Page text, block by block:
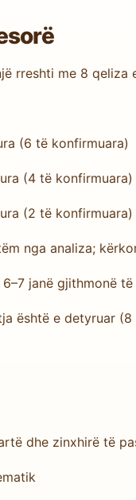
rreshti me 8 qeliza
(6 të konfirmuara)
(4 të konfirmuara)
(2 të konfirmuara)
nga analiza;
janë gjithmonë
është e detyruar
dhe zinxhirë të